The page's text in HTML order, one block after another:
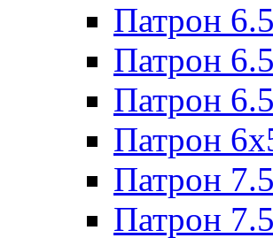
Патрон
Патрон
Патрон
Патрон
Патрон
Патрон